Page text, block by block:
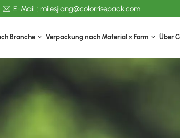
E-Mail : milesjiang@colorrisepack.com
Branche Verpackung nach Material × Form Über